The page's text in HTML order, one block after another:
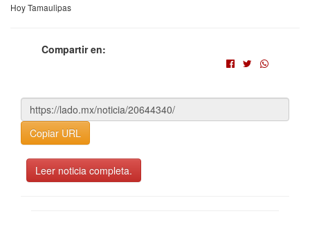
Hoy Tamaulipas
Compartir en:
Copiar URL
Leer noticia completa.